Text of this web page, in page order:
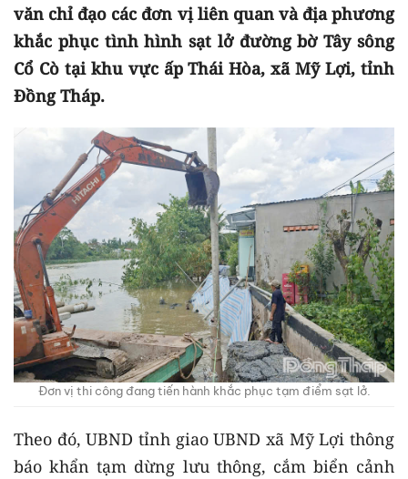
văn chỉ đạo các đơn vị liên quan và địa phương
khắc phục tình hình sạt lở đường bờ Tây sông
Cổ Cò tại khu vực ấp Thái Hòa, xã Mỹ Lợi, tỉnh
Đồng Tháp.
Đơn vị thi công đang tiến hành khắc phục tạm điểm sạt lở.
Theo đó, UBND tỉnh giao UBND xã Mỹ Lợi thông
báo khẩn tạm dừng lưu thông, cắm biển cảnh